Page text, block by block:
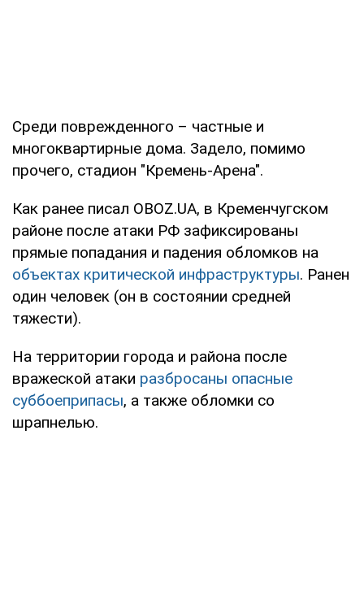
Среди поврежденного – частные и
многоквартирные дома. Задело, помимо
прочего, стадион "Кремень-Арена".
Как ранее писал OBOZ.UA, в Кременчугском
районе после атаки РФ зафиксированы
прямые попадания и падения обломков на
объектах критической инфраструктуры. Ранен
один человек (он в состоянии средней
тяжести).
На территории города и района после
вражеской атаки разбросаны опасные
суббоеприпасы, а также обломки со
шрапнелью.